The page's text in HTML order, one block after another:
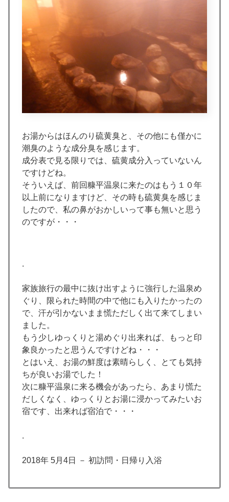
お湯からはほんのり硫黄臭と、その他にも僅かに
潮臭のような成分臭を感じます。
成分表で見る限りでは、硫黄成分入っていないん
ですけどね。
そういえば、前回糠平温泉に来たのはもう１０年
以上前になりますけど、その時も硫黄臭を感じま
したので、私の鼻がおかしいって事も無いと思う
のですが・・・
.
家族旅行の最中に抜け出すように強行した温泉め
ぐり、限られた時間の中で他にも入りたかったの
で、汗が引かないまま慌ただしく出て来てしまい
ました。
もう少しゆっくりと湯めぐり出来れば、もっと印
象良かったと思うんですけどね・・・
とはいえ、お湯の鮮度は素晴らしく、とても気持
ちが良いお湯でした！
次に糠平温泉に来る機会があったら、あまり慌た
だしくなく、ゆっくりとお湯に浸かってみたいお
宿です、出来れば宿泊で・・・
.
2018年 5月4日 － 初訪問・日帰り入浴